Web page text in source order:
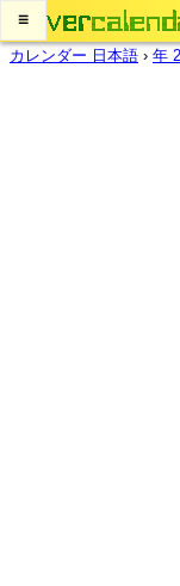
≡
カレンダー 日本語 › 年